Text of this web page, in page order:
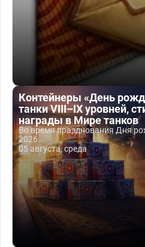
Контейнеры «День
танки VIII–IX уровней,
награды в Мире танков
Во время празднования Дня
2026...
05 августа, среда